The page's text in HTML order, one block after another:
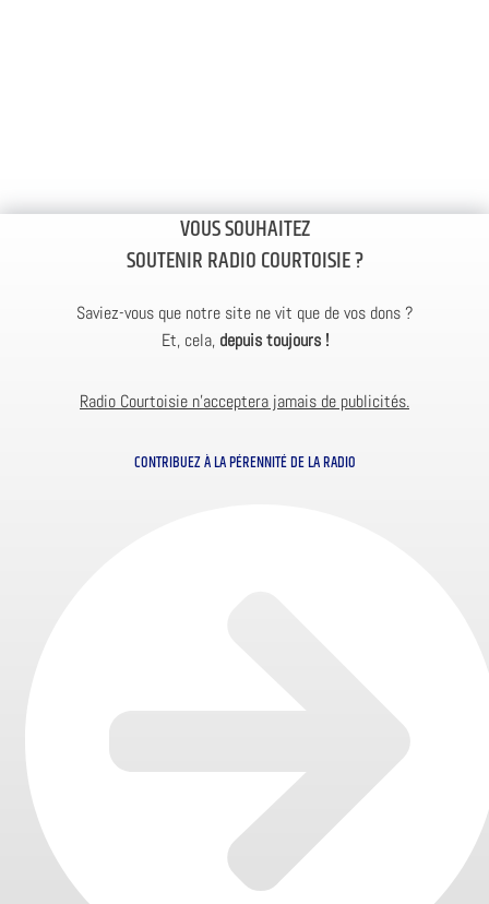
VOUS SOUHAITEZ
SOUTENIR RADIO COURTOISIE ?
Saviez-vous que notre site ne vit que de vos dons ?
Et, cela, depuis toujours !
Radio Courtoisie n’acceptera jamais de publicités.
CONTRIBUEZ À LA PÉRENNITÉ DE LA RADIO